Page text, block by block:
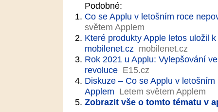
Podobné:
Co se Applu v letošním roce
světem Applem
Které produkty Apple letos uložil
mobilenet.cz mobilenet.cz
Rok 2021 u Applu: Vylepšování
revoluce E15.cz
Diskuze – Co se Applu v
Applem Letem světem Applem
Zobrazit vše o tomto tématu v